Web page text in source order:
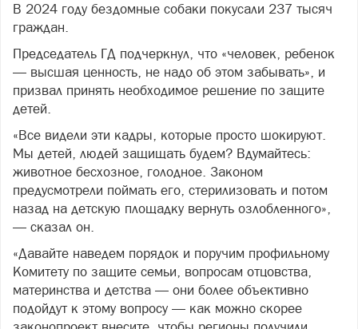
В 2024 году бездомные собаки покусали 237 тысяч
граждан.
Председатель ГД подчеркнул, что «человек, ребенок
— высшая ценность, не надо об этом забывать», и
призвал принять необходимое решение по защите
детей.
«Все видели эти кадры, которые просто шокируют.
Мы детей, людей защищать будем? Вдумайтесь:
животное бесхозное, голодное. Законом
предусмотрели поймать его, стерилизовать и потом
назад на детскую площадку вернуть озлобленного»,
— сказал он.
«Давайте наведем порядок и поручим профильному
Комитету по защите семьи, вопросам отцовства,
материнства и детства — они более объективно
подойдут к этому вопросу — как можно скорее